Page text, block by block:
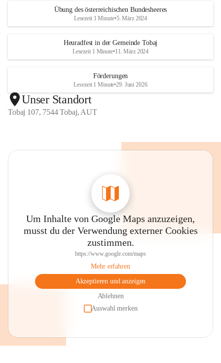
Übung des österreichischen Bundesheeres
Lesezeit 1 Minute•5. März 2024
Heuradfest in der Gemeinde Tobaj
Lesezeit 1 Minute•11. März 2024
Förderungen
Lesezeit 1 Minute•29. Juni 2026
Unser Standort
Tobaj 107, 7544 Tobaj, AUT
Um Inhalte von Google Maps anzuzeigen,
musst du der Verwendung externer Cookies
zustimmen.
https://www.google.com/maps
Mehr erfahren
Akzeptieren und anzeigen
Ablehnen
Auswahl merken